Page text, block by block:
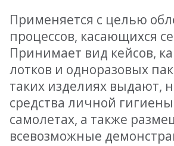
Применяется с целью
процессов, касающихся
Принимает вид кейсов,
лотков и одноразовых
таких изделиях выдают,
средства личной
самолетах, а также
всевозможные